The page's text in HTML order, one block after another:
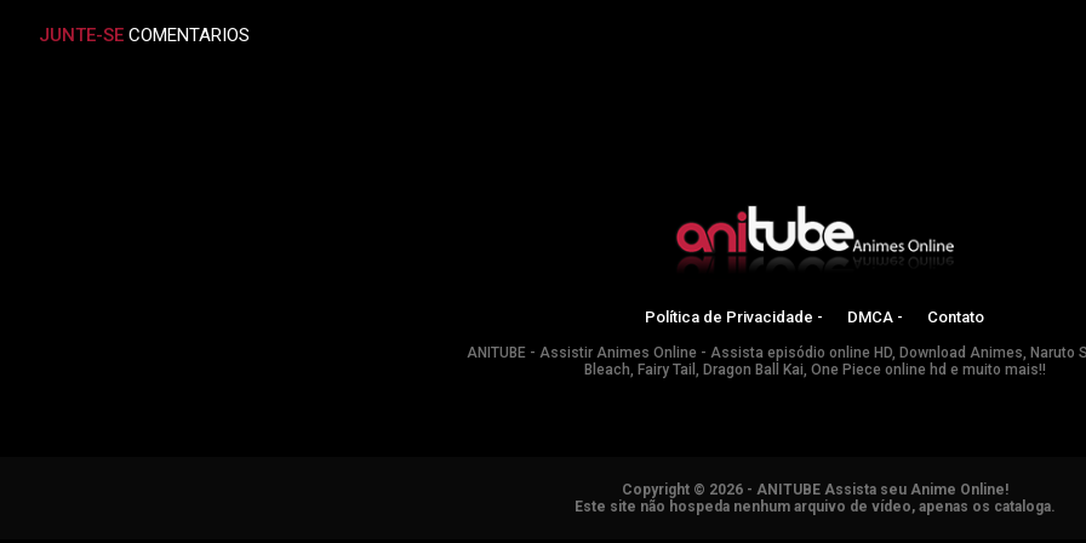
JUNTE-SE COMENTARIOS
Política de Privacidade - DMCA - Contato
ANITUBE - Assistir Animes Online - Assista episódio online HD, Download Animes, Naruto
Bleach, Fairy Tail, Dragon Ball Kai, One Piece online hd e muito mais!!
Copyright © 2026 - ANITUBE Assista seu Anime Online!
Este site não hospeda nenhum arquivo de vídeo, apenas os cataloga.